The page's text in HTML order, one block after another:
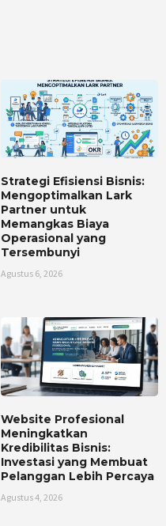
Strategi Efisiensi Bisnis:
Mengoptimalkan Lark
Partner untuk
Memangkas Biaya
Operasional yang
Tersembunyi
Agustus 6, 2026
Website Profesional
Meningkatkan
Kredibilitas Bisnis:
Investasi yang Membuat
Pelanggan Lebih Percaya
Agustus 4, 2026